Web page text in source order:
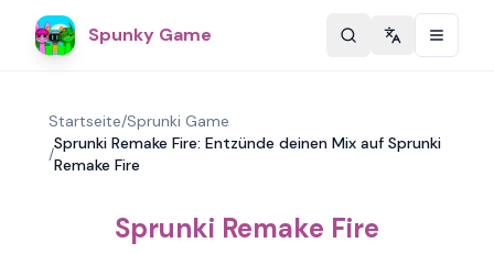
Spunky Game Change
Startseite/Sprunki Game
/
Sprunki Remake Fire: Entzünde deinen Mix auf Sprunki
Remake Fire
Sprunki Remake Fire